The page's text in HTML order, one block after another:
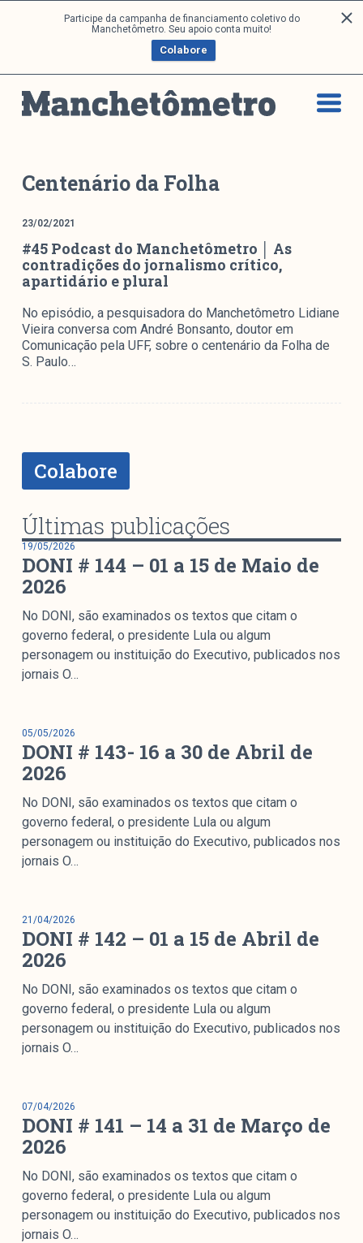
Participe da campanha de financiamento coletivo do
Manchetômetro. Seu apoio conta muito!
Colabore
a
p
o
e
d
o
Análises
DONI
Boletim M
M Facebook
M Instagram
Livros
Arquivos
O Manchetômetro é um site de acompanhamento da
cobertura da grande mídia sobre temas de economia e
política produzido pelo Laboratório de Estudos de Mídia
no Instituto de Estudos Sociais e Políticos (IESP) da
Universidade do Estado do Rio de Janeiro (UERJ). O
Manchetômetro não tem filiação com partidos ou grupos
Institucional
Nossa História
Missão
Metodologia
Equipe
Na Mídia
Parcerias
Contato
Parceria
Centenário da Folha
23/02/2021
#45 Podcast do Manchetômetro │ As
contradições do jornalismo crítico,
apartidário e plural
No episódio, a pesquisadora do Manchetômetro Lidiane
Vieira conversa com André Bonsanto, doutor em
Comunicação pela UFF, sobre o centenário da Folha de
S. Paulo…
Colabore
Últimas publicações
19/05/2026
DONI # 144 – 01 a 15 de Maio de
2026
No DONI, são examinados os textos que citam o
governo federal, o presidente Lula ou algum
personagem ou instituição do Executivo, publicados nos
jornais O…
05/05/2026
DONI # 143- 16 a 30 de Abril de
2026
No DONI, são examinados os textos que citam o
governo federal, o presidente Lula ou algum
personagem ou instituição do Executivo, publicados nos
jornais O…
21/04/2026
DONI # 142 – 01 a 15 de Abril de
2026
No DONI, são examinados os textos que citam o
governo federal, o presidente Lula ou algum
personagem ou instituição do Executivo, publicados nos
jornais O…
07/04/2026
DONI # 141 – 14 a 31 de Março de
2026
No DONI, são examinados os textos que citam o
governo federal, o presidente Lula ou algum
personagem ou instituição do Executivo, publicados nos
jornais O…